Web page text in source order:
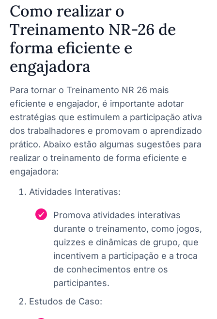
Como realizar o
Treinamento NR-26 de
forma eficiente e
engajadora
Para tornar o Treinamento NR 26 mais
eficiente e engajador, é importante adotar
estratégias que estimulem a participação ativa
dos trabalhadores e promovam o aprendizado
prático. Abaixo estão algumas sugestões para
realizar o treinamento de forma eficiente e
engajadora:
Atividades Interativas:
Promova atividades interativas
durante o treinamento, como jogos,
quizzes e dinâmicas de grupo, que
incentivem a participação e a troca
de conhecimentos entre os
participantes.
Estudos de Caso: